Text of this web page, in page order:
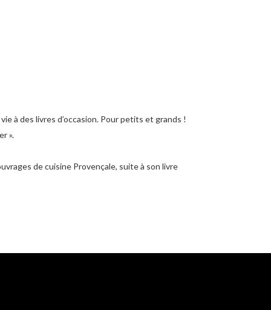
à des livres d’occasion. Pour petits et grands !
».
de cuisine Provençale, suite à son livre